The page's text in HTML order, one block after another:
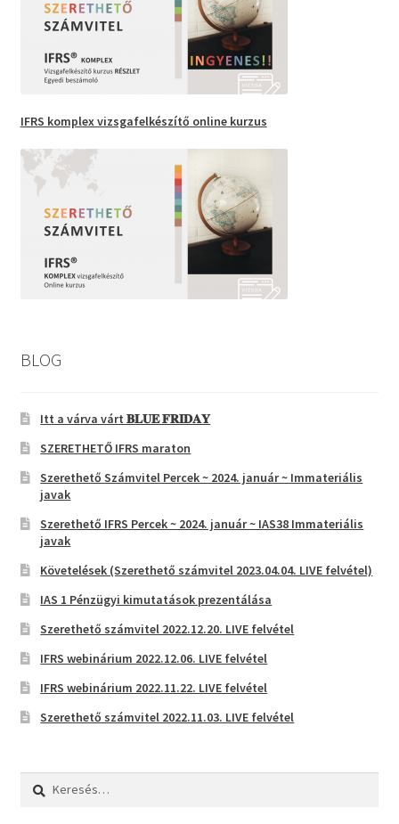
IFRS komplex vizsgafelkészítő online kurzus
BLOG
Itt a várva várt 𝐁𝐋𝐔𝐄 𝐅𝐑𝐈𝐃𝐀𝐘
SZERETHETŐ IFRS maraton
Szerethető Számvitel Percek ~ 2024. január ~ Immateriális
javak
Szerethető IFRS Percek ~ 2024. január ~ IAS38 Immateriális
javak
Követelések (Szerethető számvitel 2023.04.04. LIVE felvétel)
IAS 1 Pénzügyi kimutatások prezentálása
Szerethető számvitel 2022.12.20. LIVE felvétel
IFRS webinárium 2022.12.06. LIVE felvétel
IFRS webinárium 2022.11.22. LIVE felvétel
Szerethető számvitel 2022.11.03. LIVE felvétel
Keresés: